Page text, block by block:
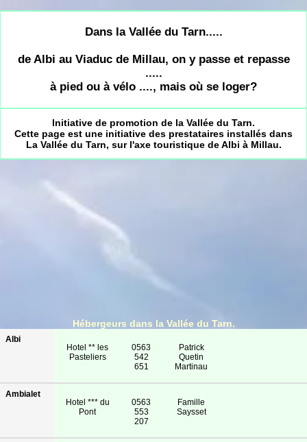
Dans la Vallée du Tarn.....
de Albi au Viaduc de Millau, on y passe et repasse
.....
à pied ou à vélo ...., mais où se loger?
Initiative de promotion de la Vallée du Tarn.
Cette page est une initiative des prestataires installés dans
La Vallée du Tarn, sur l'axe touristique de Albi à Millau.
Hébergeurs dans la Vallée du Tarn.
Albi
Hotel ** les
Pasteliers
0563
542
651
Patrick
Quetin
Martinau
Ambialet
Hotel *** du
Pont
0563
553
207
Famille
Saysset